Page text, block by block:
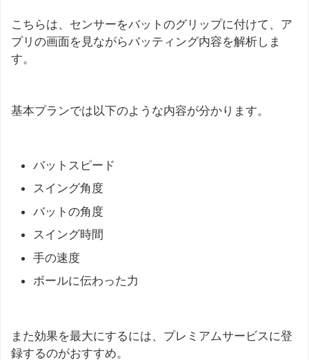
こちらは、センサーをバットのグリップに付けて、ア
プリの画面を見ながらバッティング内容を解析しま
す。
基本プランでは以下のような内容が分かります。
バットスピード
スイング角度
バットの角度
スイング時間
手の速度
ボールに伝わった力
また効果を最大にするには、プレミアムサービスに登
録するのがおすすめ。